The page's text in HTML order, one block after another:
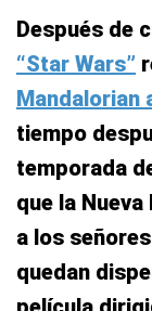
Después de
“Star Wars”
Mandalorian
tiempo
temporada
que la
a los
quedan